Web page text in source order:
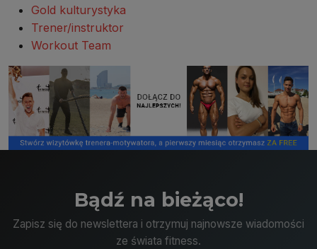
Gold kulturystyka
Trener/instruktor
Workout Team
Bądź na bieżąco!
Zapisz się do newslettera i otrzymuj najnowsze wiadomości
ze świata fitness.